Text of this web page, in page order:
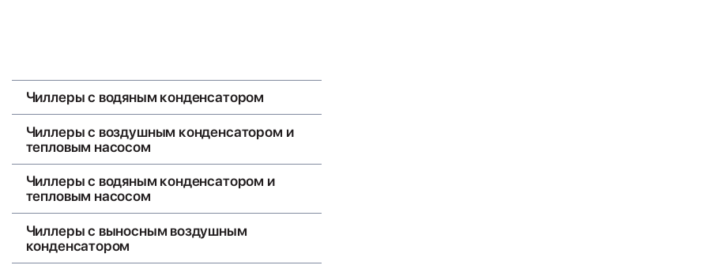
Чиллеры с водяным конденсатором
Чиллеры с воздушным конденсатором и
тепловым насосом
Чиллеры с водяным конденсатором и
тепловым насосом
Чиллеры с выносным воздушным
конденсатором